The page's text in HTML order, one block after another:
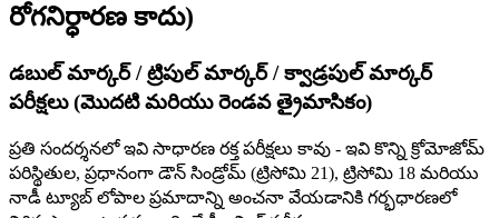
రోగనిర్ధారణ కాదు)
డబుల్ మార్కర్ / ట్రిపుల్ మార్కర్ / క్వాడ్రపుల్ మార్కర్
పరీక్షలు (మొదటి మరియు రెండవ త్రైమాసికం)
ప్రతి సందర్శనలో ఇవి సాధారణ రక్త పరీక్షలు కావు - ఇవి కొన్ని క్రోమోజోమ్
పరిస్థితుల, ప్రధానంగా డౌన్ సిండ్రోమ్ (ట్రిసోమి 21), ట్రిసోమి 18 మరియు
నాడీ ట్యూబ్ లోపాల ప్రమాదాన్ని అంచనా వేయడానికి గర్భధారణలో